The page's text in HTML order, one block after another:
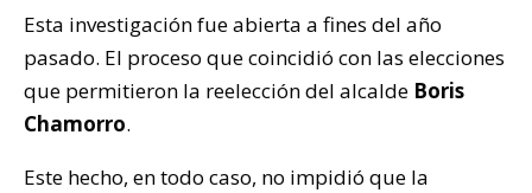
Esta investigación fue abierta a fines del año
pasado. El proceso que coincidió con las elecciones
que permitieron la reelección del alcalde Boris
Chamorro.
Este hecho, en todo caso, no impidió que la